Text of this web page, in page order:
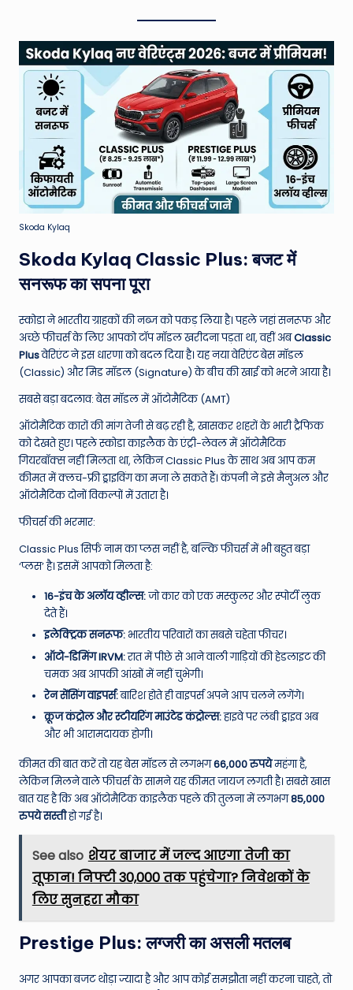
Skoda Kylaq
Skoda Kylaq Classic Plus: बजट में
सनरूफ का सपना पूरा
स्कोडा ने भारतीय ग्राहकों की नब्ज को पकड़ लिया है। पहले जहां सनरूफ और
अच्छे फीचर्स के लिए आपको टॉप मॉडल खरीदना पड़ता था, वहीं अबClassic
Plusवेरिएंट ने इस धारणा को बदल दिया है। यह नया वेरिएंट बेस मॉडल
(Classic) और मिड मॉडल (Signature) के बीच की खाई को भरने आया है।
सबसे बड़ा बदलाव: बेस मॉडल में ऑटोमैटिक (AMT)
ऑटोमैटिक कारों की मांग तेजी से बढ़ रही है, खासकर शहरों के भारी ट्रैफिक
को देखते हुए। पहले स्कोडा काइलैक के एंट्री-लेवल में ऑटोमैटिक
गियरबॉक्स नहीं मिलता था, लेकिन Classic Plus के साथ अब आप कम
कीमत में क्लच-फ्री ड्राइविंग का मजा ले सकते हैं। कंपनी ने इसे मैनुअल और
ऑटोमैटिक दोनों विकल्पों में उतारा है।
फीचर्स की भरमार:
Classic Plus सिर्फ नाम का प्लस नहीं है, बल्कि फीचर्स में भी बहुत बड़ा
‘प्लस’ है। इसमें आपको मिलता है:
16-इंच के अलॉय व्हील्स:जो कार को एक मस्कुलर और स्पोर्टी लुक
देते हैं।
इलेक्ट्रिक सनरूफ: भारतीय परिवारों का सबसे चहेता फीचर।
ऑटो-डिमिंग IRVM:रात में पीछे से आने वाली गाड़ियों की हेडलाइट की
चमक अब आपकी आंखों में नहीं चुभेगी।
रेन सेंसिंग वाइपर्स:बारिश होते ही वाइपर्स अपने आप चलने लगेंगे।
क्रूज कंट्रोल और स्टीयरिंग माउंटेड कंट्रोल्स:हाइवे पर लंबी ड्राइव अब
और भी आरामदायक होगी।
कीमत की बात करें तो यह बेस मॉडल से लगभग66,000 रुपयेमहंगा है,
लेकिन मिलने वाले फीचर्स के सामने यह कीमत जायज लगती है। सबसे खास
बात यह है कि अब ऑटोमैटिक काइलैक पहले की तुलना में लगभग85,000
रुपये सस्तीहो गई है।
See also शेयर बाजार में जल्द आएगा तेजी का
तूफान! निफ्टी 30,000 तक पहुंचेगा? निवेशकों के
लिए सुनहरा मौका
Prestige Plus: लग्जरी का असली मतलब
अगर आपका बजट थोड़ा ज्यादा है और आप कोई समझौता नहीं करना चाहते, तो